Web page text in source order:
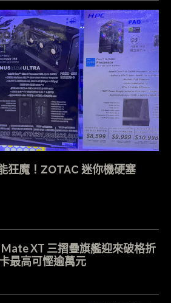
狂魔！ZOTAC 迷你機硬塞
Mate XT 三摺疊旗艦迎來破格折
最高可慳逾萬元